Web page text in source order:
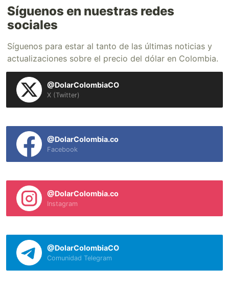
Síguenos en nuestras redes
sociales
Síguenos para estar al tanto de las últimas noticias y
actualizaciones sobre el precio del dólar en Colombia.
@DolarColombiaCO
X (Twitter)
@DolarColombia.co
Facebook
@DolarColombia.co
Instagram
@DolarColombiaCO
Comunidad Telegram